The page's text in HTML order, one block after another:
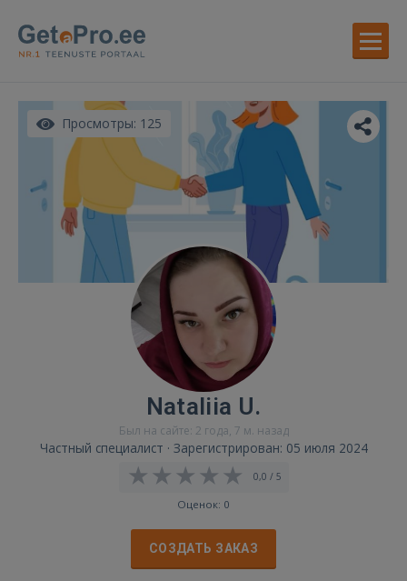
Просмотры: 125
Nataliia U.
Был на сайте: 2 года, 7 м. назад
Частный специалист · Зарегистрирован: 05 июля 2024
0,0 / 5
Оценок: 0
СОЗДАТЬ ЗАКАЗ